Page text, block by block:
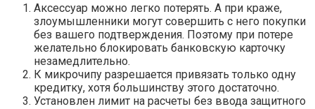
Аксессуар можно легко потерять. А при краже,
злоумышленники могут совершить с него покупки
без вашего подтверждения. Поэтому при потере
желательно блокировать банковскую карточку
незамедлительно.
К микрочипу разрешается привязать только одну
кредитку, хотя большинству этого достаточно.
Установлен лимит на расчеты без ввода защитного